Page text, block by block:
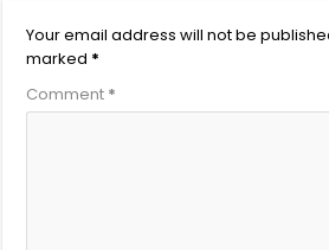
Your email address will not be
marked *
Comment *